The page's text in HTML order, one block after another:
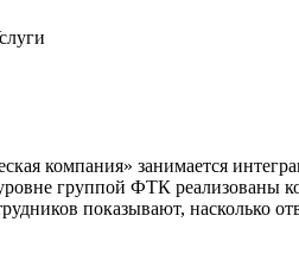
компания» занимается
группой ФТК реализованы
показывают, насколько